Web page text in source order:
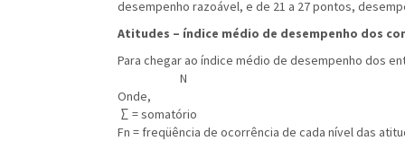
desempenho razoável, e de 21 a 27 pontos,
Atitudes – índice médio de desempenho dos
Para chegar ao índice médio de desempenho dos
N
Onde,
∑ = somatório
Fn = freqüência de ocorrência de cada nível das